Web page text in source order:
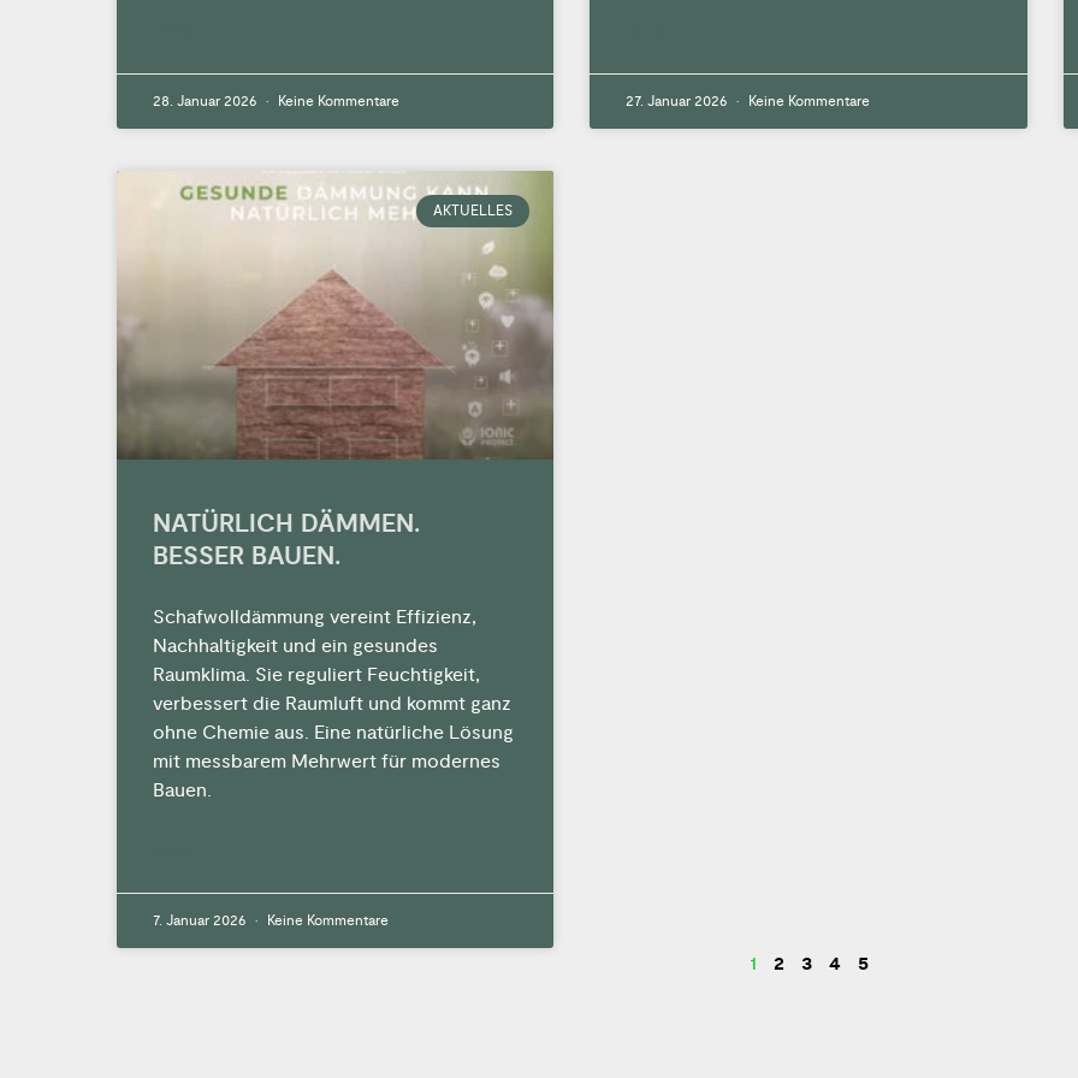
28. Januar 2026 Keine Kommentare 27. Januar 2026 Keine Kommentare
AKTUELLES
NATÜRLICH DÄMMEN.
BESSER BAUEN.
Schafwolldämmung vereint Effizienz,
Nachhaltigkeit und ein gesundes
Raumklima. Sie reguliert Feuchtigkeit,
verbessert die Raumluft und kommt ganz
ohne Chemie aus. Eine natürliche Lösung
mit messbarem Mehrwert für modernes
Bauen.
7. Januar 2026 Keine Kommentare
1 2 3 4 5